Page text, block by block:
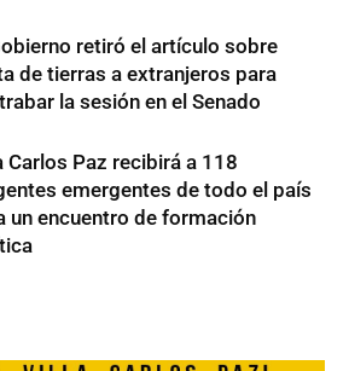
retiró el artículo sobre
de tierras a extranjeros para
la sesión en el Senado
Carlos Paz recibirá a 118
emergentes de todo el país
un encuentro de formación